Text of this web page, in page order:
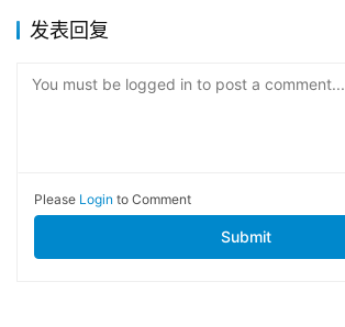
发表回复
You must be logged in to post a comment...
Please Login to Comment
Submit